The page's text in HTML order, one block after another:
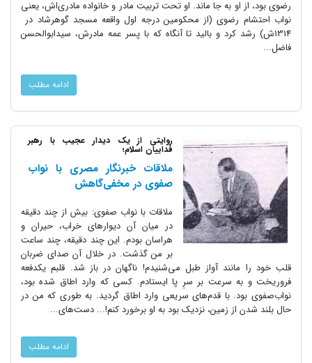
رضوی بود، از او به جا ماند. او تحت تربیت مادر و خانواده مادری‌اش، یعنی
نواب احتشام رضوی (از محکومین درجه اول واقعه مسجد گوهرشاد در
1314ش) رشد کرد و بالید تا آنگاه که با پسر عمه مادرش، سیدابوالحسن
فاضل...
ادامه مطلب
روایتی از یک دیدار عجیب با رهبر
فداییان اسلام؛
ملاقات خبرنگار مصری با نواب
صفوی در مخفی‌گاهش
ملاقات با نواب صفوی: بیش از چند دقیقه
در میان آن دیوارهای خراب، حیران و
هراسان بودم. این چند دقیقه، چند ساعت
بر من گذشت. در خلال آن صدای ضربان
قلب خود را مانند آواز طبل می‌شنیدم! ناگهان در باز شد. قلبم یکدفعه
فروریخت و به سرعت بر سرِ پا ایستادم. کسی که وارد اطاق شده بود،
نواب‌صفوی بود. با قدم‌های سریعی وارد اطاق گردید. به طوری که من در
حال بلند شدن از زمین، نزدیک بود به او برخورد کنم!... دست‌های...
ادامه مطلب